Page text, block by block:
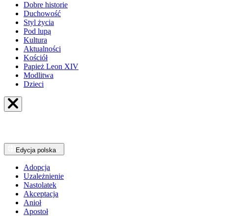
Dobre historie
Duchowość
Styl życia
Pod lupą
Kultura
Aktualności
Kościół
Papież Leon XIV
Modlitwa
Dzieci
Edycja polska
Adopcja
Uzależnienie
Nastolatek
Akceptacja
Anioł
Apostoł